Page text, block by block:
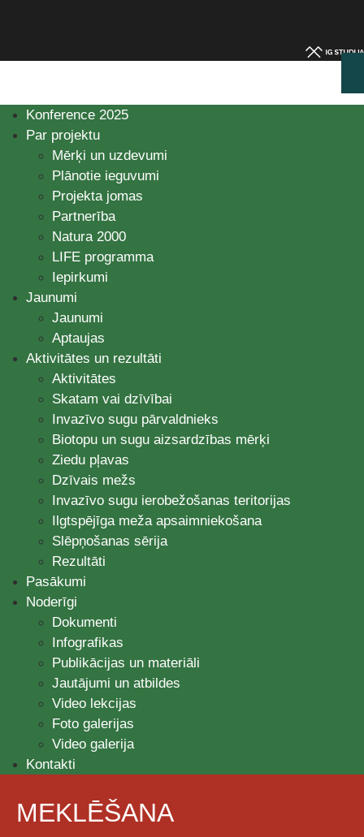
Konference 2025
Par projektu
Mērķi un uzdevumi
Plānotie ieguvumi
Projekta jomas
Partnerība
Natura 2000
LIFE programma
Iepirkumi
Jaunumi
Jaunumi
Aptaujas
Aktivitātes un rezultāti
Aktivitātes
Skatam vai dzīvībai
Invazīvo sugu pārvaldnieks
Biotopu un sugu aizsardzības mērķi
Ziedu pļavas
Dzīvais mežs
Invazīvo sugu ierobežošanas teritorijas
Ilgtspējīga meža apsaimniekošana
Slēpņošanas sērija
Rezultāti
Pasākumi
Noderīgi
Dokumenti
Infografikas
Publikācijas un materiāli
Jautājumi un atbildes
Video lekcijas
Foto galerijas
Video galerija
Kontakti
MEKLĒŠANA